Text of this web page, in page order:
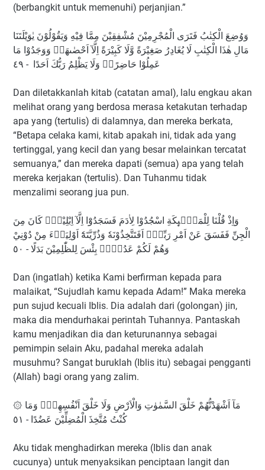
(berbangkit untuk memenuhi) perjanjian.”
وَوُضِعَ الْكِتٰبُ فَتَرَى الْمُجْرِمِيْنَ مُشْفِقِيْنَ مِمَّا فِيْهِ وَيَقُوْلُوْنَ يٰوَيْلَتَنَا
مَالِ هٰذَا الْكِتٰبِ لَا يُغَادِرُ صَغِيْرَةً وَّلَا كَبِيْرَةً اِلَّآ اَحْصٰىهَاۚ وَوَجَدُوْا مَا
عَمِلُوْا حَاضِرًاۗ وَلَا يَظْلِمُ رَبُّكَ اَحَدًا - ٤٩
Dan diletakkanlah kitab (catatan amal), lalu engkau akan
melihat orang yang berdosa merasa ketakutan terhadap
apa yang (tertulis) di dalamnya, dan mereka berkata,
“Betapa celaka kami, kitab apakah ini, tidak ada yang
tertinggal, yang kecil dan yang besar melainkan tercatat
semuanya,” dan mereka dapati (semua) apa yang telah
mereka kerjakan (tertulis). Dan Tuhanmu tidak
menzalimi seorang jua pun.
وَاِذْ قُلْنَا لِلْمَلٰۤىِٕكَةِ اسْجُدُوْا لِاٰدَمَ فَسَجَدُوْٓا اِلَّآ اِبْلِيْسَۗ كَانَ مِنَ
الْجِنِّ فَفَسَقَ عَنْ اَمْرِ رَبِّهٖۗ اَفَتَتَّخِذُوْنَهٗ وَذُرِّيَّتَهٗٓ اَوْلِيَاۤءَ مِنْ دُوْنِيْ
وَهُمْ لَكُمْ عَدُوٌّۗ بِئْسَ لِلظّٰلِمِيْنَ بَدَلًا - ٥٠
Dan (ingatlah) ketika Kami berfirman kepada para
malaikat, “Sujudlah kamu kepada Adam!” Maka mereka
pun sujud kecuali Iblis. Dia adalah dari (golongan) jin,
maka dia mendurhakai perintah Tuhannya. Pantaskah
kamu menjadikan dia dan keturunannya sebagai
pemimpin selain Aku, padahal mereka adalah
musuhmu? Sangat buruklah (Iblis itu) sebagai pengganti
(Allah) bagi orang yang zalim.
۞ مَآ اَشْهَدْتُّهُمْ خَلْقَ السَّمٰوٰتِ وَالْاَرْضِ وَلَا خَلْقَ اَنْفُسِهِمْۖ وَمَا
كُنْتُ مُتَّخِذَ الْمُضِلِّيْنَ عَضُدًا - ٥١
Aku tidak menghadirkan mereka (Iblis dan anak
cucunya) untuk menyaksikan penciptaan langit dan